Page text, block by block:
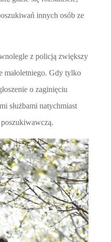
innych osób ze
z policją zwiększy
małoletniego. Gdy tylko
o zaginięciu
służbami natychmiast